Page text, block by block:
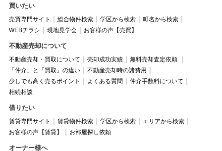
買いたい
売買専門サイト 総合物件検索 学区から検索
町名から検索
WEBチラシ
現地見学会 お客様の声【売買】
不動産売却について
不動産売却・買取について 売却成功実績
無料売却査定依頼
「仲介」と「買取」の違い
不動産売却時の諸費用
少しでも高く売るポイント
よくある質問
仲介手数料について
相続相談
借りたい
賃貸専門サイト 賃貸物件検索 学区から検索
エリアから検索
お客様の声【賃貸】
お部屋探し依頼
オーナー様へ